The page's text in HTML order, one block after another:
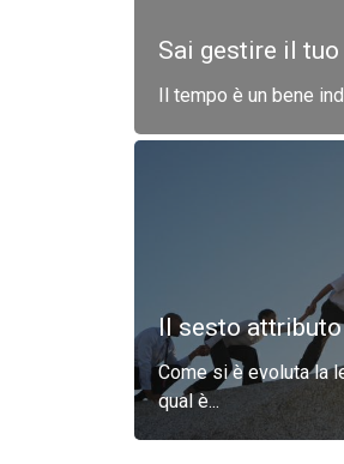
Sai gestire il
Il tempo è un bene
Il sesto
Come si è evoluta la
qual è...